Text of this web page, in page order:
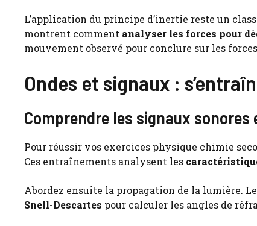
L’application du principe d’inertie reste un
montrent comment analyser les forces pour
mouvement observé pour conclure sur les
Ondes et signaux :
Comprendre les signaux sonores
Pour réussir vos exercices physique chimie
Ces entraînements analysent les
Abordez ensuite la propagation de la lumière.
Snell-Descartes pour calculer les angles de